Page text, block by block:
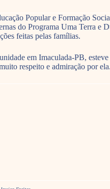
Popular e Formação
do Programa Uma Terra
feitas pelas famílias.
em Imaculada-PB,
respeito e admiração por